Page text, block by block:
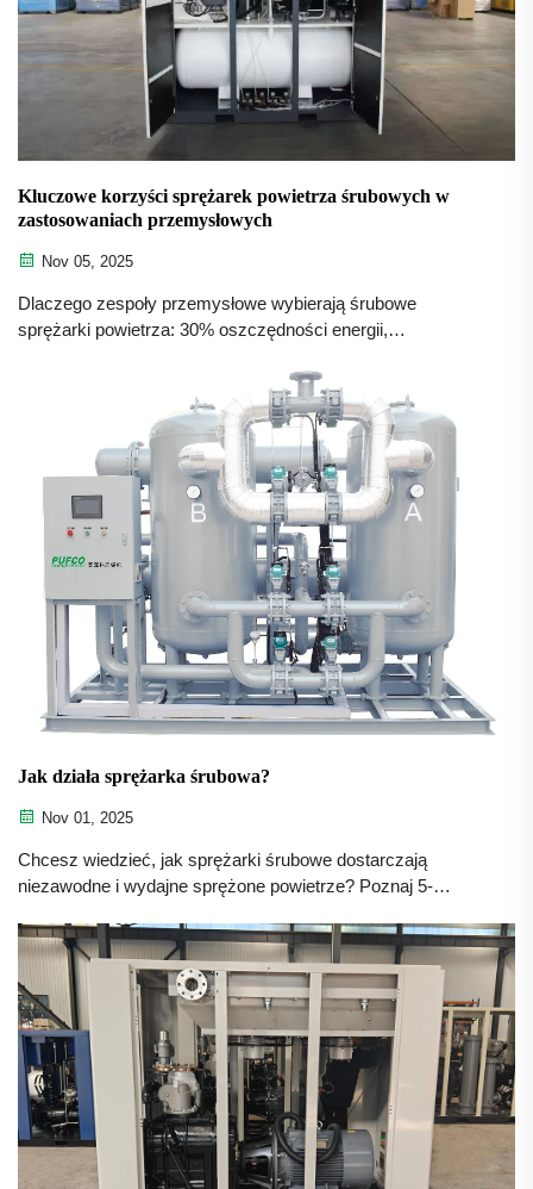
Kluczowe korzyści sprężarek powietrza śrubowych w
zastosowaniach przemysłowych
Nov 05, 2025
Dlaczego zespoły przemysłowe wybierają śrubowe
sprężarki powietrza: 30% oszczędności energii,
kompaktowa konstrukcja. Poznaj zwrot z inwestycji już dziś.
Jak działa sprężarka śrubowa?
Nov 01, 2025
Chcesz wiedzieć, jak sprężarki śrubowe dostarczają
niezawodne i wydajne sprężone powietrze? Poznaj 5-
chłodzenie, odprowadzanie — i wybierz odpowiedni model z
podtłoczkowaniem oleju lub bezolejowy. Dowiedz się więcej
już teraz.